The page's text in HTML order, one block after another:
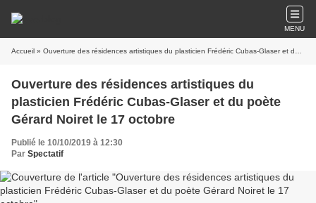
MENU
Accueil » ​​​​​​​Ouverture des résidences artistiques du plasticien Frédéric Cubas-Glaser et du poète Gérard Noiret le 17 octobre
​​​​​​​Ouverture des résidences artistiques du
plasticien Frédéric Cubas-Glaser et du poète
Gérard Noiret le 17 octobre
Publié le 10/10/2019 à 12:30
Par Spectatif